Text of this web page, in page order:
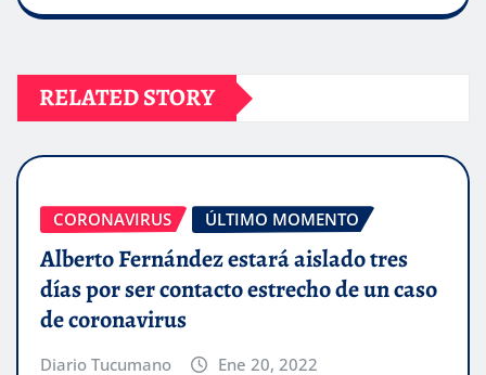
RELATED STORY
CORONAVIRUS ÚLTIMO MOMENTO
Alberto Fernández estará aislado tres
días por ser contacto estrecho de un caso
de coronavirus
Diario Tucumano Ene 20, 2022